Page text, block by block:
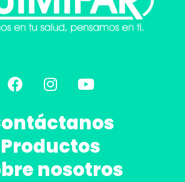
Productos
nosotros